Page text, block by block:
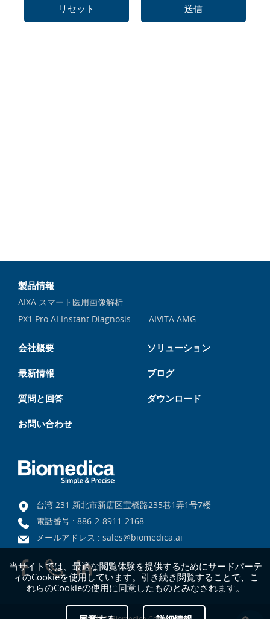
リセット 送信
当サイトでは、最適な閲覧体験を提供するためにサードパーテ
ィのCookieを使用しています。引き続き閲覧することで、こ
れらのCookieの使用に同意したものとみなされます。
製品情報
AIXA スマート医用画像解析
PX1 Pro AI Instant Diagnosis
AIVITA AMG
会社概要 ソリューション
最新情報 ブログ
質問と回答 ダウンロード
お問い合わせ
台湾 231 新北市新店区宝橋路235巷1弄1号7楼
電話番号 : 886-2-8911-2168
メールアドレス : sales@biomedica.ai